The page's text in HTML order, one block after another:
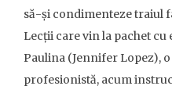
să-și condimenteze traiul
Lecții care vin la pachet cu
Paulina (Jennifer Lopez),
profesionistă, acum